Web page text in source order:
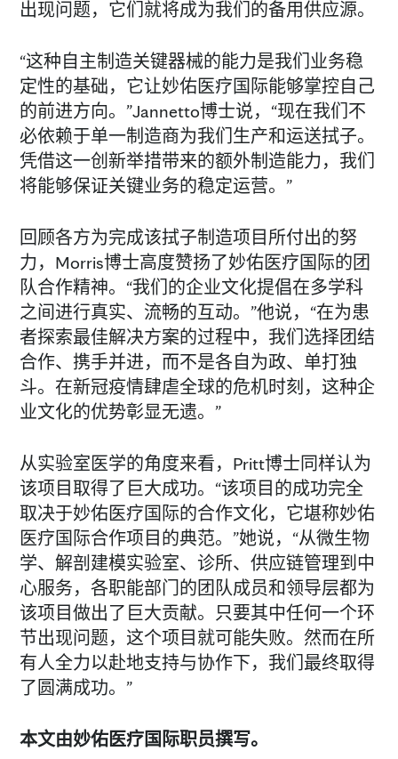
出现问题，它们就将成为我们的备用供应源。
“这种自主制造关键器械的能力是我们业务稳
定性的基础，它让妙佑医疗国际能够掌控自己
的前进方向。”Jannetto博士说，“现在我们不
必依赖于单一制造商为我们生产和运送拭子。
凭借这一创新举措带来的额外制造能力，我们
将能够保证关键业务的稳定运营。”
回顾各方为完成该拭子制造项目所付出的努
力，Morris博士高度赞扬了妙佑医疗国际的团
队合作精神。“我们的企业文化提倡在多学科
之间进行真实、流畅的互动。”他说，“在为患
者探索最佳解决方案的过程中，我们选择团结
合作、携手并进，而不是各自为政、单打独
斗。在新冠疫情肆虐全球的危机时刻，这种企
业文化的优势彰显无遗。”
从实验室医学的角度来看，Pritt博士同样认为
该项目取得了巨大成功。“该项目的成功完全
取决于妙佑医疗国际的合作文化，它堪称妙佑
医疗国际合作项目的典范。”她说，“从微生物
学、解剖建模实验室、诊所、供应链管理到中
心服务，各职能部门的团队成员和领导层都为
该项目做出了巨大贡献。只要其中任何一个环
节出现问题，这个项目就可能失败。然而在所
有人全力以赴地支持与协作下，我们最终取得
了圆满成功。”
本文由妙佑医疗国际职员撰写。